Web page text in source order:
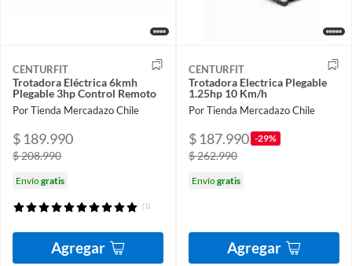
CENTURFIT
Trotadora Eléctrica 6kmh
Plegable 3hp Control Remoto
Por Tienda Mercadazo Chile
$ 189.990
$ 208.990
Envíogratis
(1)
Agregar
CENTURFIT
Trotadora Electrica Plegable
1.25hp 10 Km/h
Por Tienda Mercadazo Chile
$ 187.990 -29%
$ 262.990
Envíogratis
Agregar